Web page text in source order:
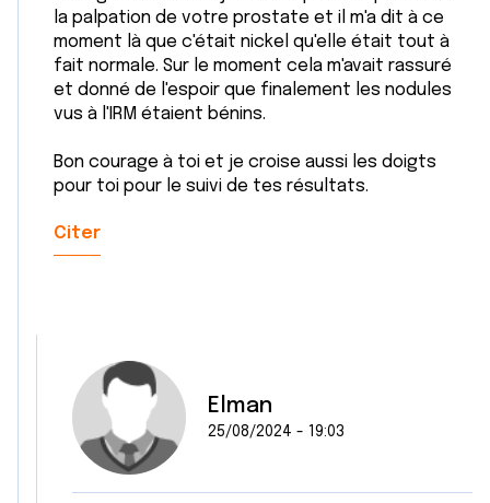
la palpation de votre prostate et il m'a dit à ce
moment là que c'était nickel qu'elle était tout à
fait normale. Sur le moment cela m'avait rassuré
et donné de l'espoir que finalement les nodules
vus à l'IRM étaient bénins.
Bon courage à toi et je croise aussi les doigts
pour toi pour le suivi de tes résultats.
Citer
Elman
25/08/2024 - 19:03